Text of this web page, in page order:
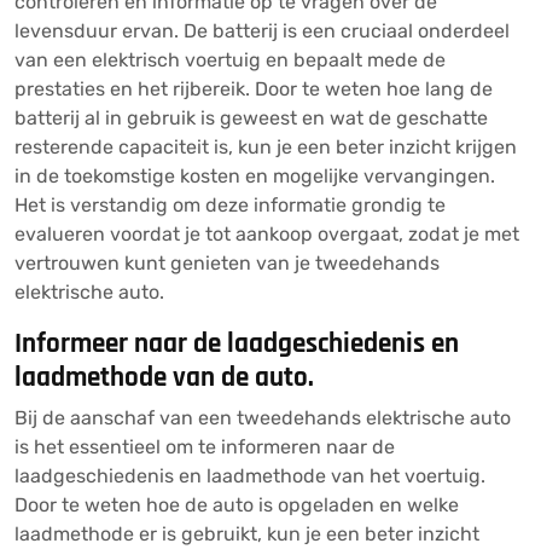
levensduur ervan. De batterij is een cruciaal onderdeel
van een elektrisch voertuig en bepaalt mede de
prestaties en het rijbereik. Door te weten hoe lang de
batterij al in gebruik is geweest en wat de geschatte
resterende capaciteit is, kun je een beter inzicht krijgen
in de toekomstige kosten en mogelijke vervangingen.
Het is verstandig om deze informatie grondig te
evalueren voordat je tot aankoop overgaat, zodat je met
vertrouwen kunt genieten van je tweedehands
elektrische auto.
Informeer naar de laadgeschiedenis en
laadmethode van de auto.
Bij de aanschaf van een tweedehands elektrische auto
is het essentieel om te informeren naar de
laadgeschiedenis en laadmethode van het voertuig.
Door te weten hoe de auto is opgeladen en welke
laadmethode er is gebruikt, kun je een beter inzicht